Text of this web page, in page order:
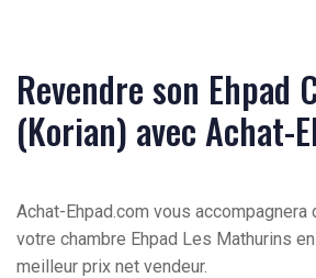
Revendre son Ehpad
(Korian) avec Achat-
Achat-Ehpad.com vous accompagnera
votre chambre Ehpad Les Mathurins
meilleur prix net vendeur.